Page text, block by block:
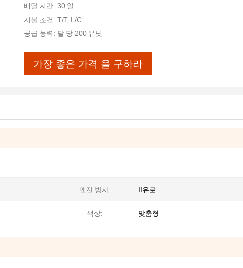
배달 시간: 30 일
지불 조건: T/T, L/C
공급 능력: 달 당 200 유닛
가장 좋은 가격 을 구하라
엔진 방사: II유로
색상: 맞춤형